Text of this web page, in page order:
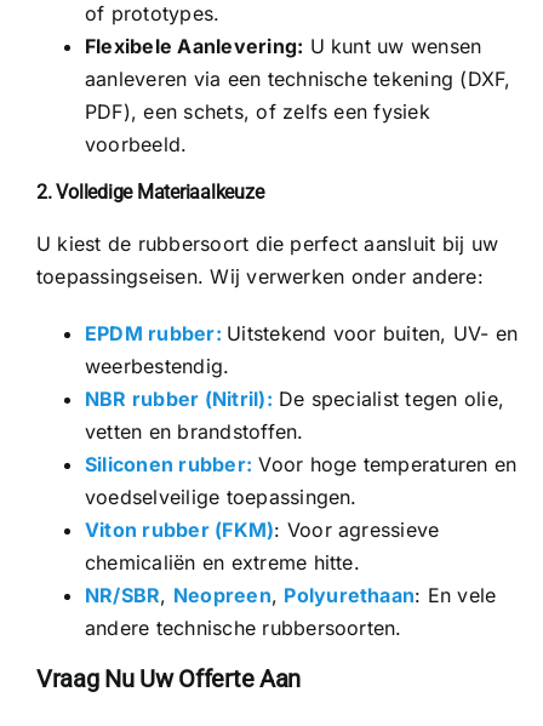
of prototypes.
Flexibele Aanlevering: U kunt uw wensen
aanleveren via een technische tekening (DXF,
PDF), een schets, of zelfs een fysiek
voorbeeld.
2. Volledige Materiaalkeuze
U kiest de rubbersoort die perfect aansluit bij uw
toepassingseisen. Wij verwerken onder andere:
EPDM rubber: Uitstekend voor buiten, UV- en
weerbestendig.
NBR rubber (Nitril): De specialist tegen olie,
vetten en brandstoffen.
Siliconen rubber: Voor hoge temperaturen en
voedselveilige toepassingen.
Viton rubber (FKM): Voor agressieve
chemicaliën en extreme hitte.
NR/SBR, Neopreen, Polyurethaan: En vele
andere technische rubbersoorten.
Vraag Nu Uw Offerte Aan